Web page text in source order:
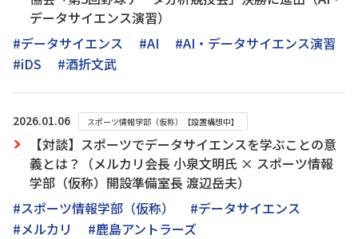
データサイエンス演習）
#データサイエンス
#AI
#AI・データサイエンス演習
#iDS
#酒折文武
2026.01.06 スポーツ情報学部（仮称）【設置構想中】
【対談】スポーツでデータサイエンスを学ぶことの意
義とは？（メルカリ会長 小泉文明氏 × スポーツ情報
学部（仮称）開設準備室長 渡辺岳夫）
#スポーツ情報学部（仮称）
#データサイエンス
#メルカリ
#鹿島アントラーズ